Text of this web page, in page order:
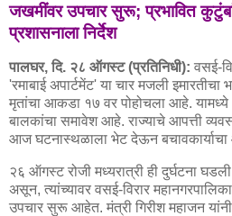
जखमींवर उपचार सुरू; प्रभावित
प्रशासनाला निर्देश
पालघर, दि. २८ ऑगस्ट (प्रतिनिधी): वसई-
'रमाबाई अपार्टमेंट' या चार मजली
मृतांचा आकडा १७ वर पोहोचला आहे.
बालकांचा समावेश आहे. राज्याचे आपत्ती
आज घटनास्थळाला भेट देऊन बचावकार्याचा
२६ ऑगस्ट रोजी मध्यरात्री ही दुर्घटना
असून, त्यांच्यावर वसई-विरार
उपचार सुरू आहेत. मंत्री गिरीश महाजन